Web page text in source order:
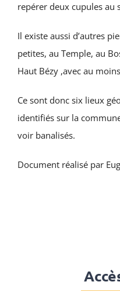
repérer deux cupules au
Il existe aussi d’autres
petites, au Temple, au
Haut Bézy ,avec au
Ce sont donc six lieux
identifiés sur la
voir banalisés.
Document réalisé par